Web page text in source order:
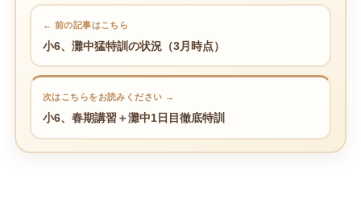
← 前の記事はこちら
小6、灘中猛特訓の状況（3月時点）
次はこちらをお読みください →
小6、春期講習＋灘中1日目徹底特訓